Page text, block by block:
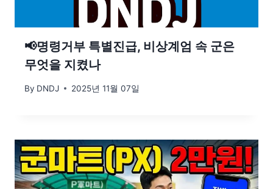
📢명령거부 특별진급, 비상계엄 속 군은
무엇을 지켰나
By DNDJ 2025년 11월 07일